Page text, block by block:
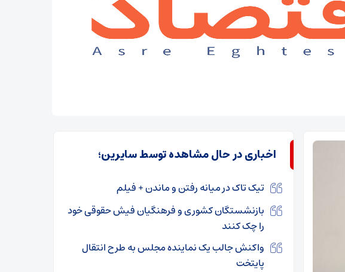
اخباری در حال مشاهده توسط سایرین؛
تیک تاک در میانه رفتن و ماندن + فیلم
بازنشستگان کشوری و فرهنگیان فیش حقوقی خود
را چک کنند
واکنش جالب یک نماینده مجلس به طرح انتقال
پایتخت